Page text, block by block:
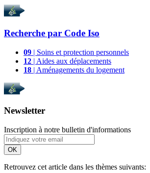
Recherche par Code Iso
09 | Soins et protection personnels
12 | Aides aux déplacements
18 | Aménagements du logement
Newsletter
Inscription à notre bulletin d'informations
OK
Retrouvez cet article dans les thèmes suivants: